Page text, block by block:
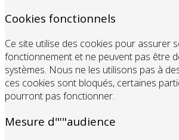
Cookies fonctionnels
Ce site utilise des cookies pour assurer
fonctionnement et ne peuvent pas être
systèmes. Nous ne les utilisons pas à
ces cookies sont bloqués, certaines
pourront pas fonctionner.
Mesure d"'"audience